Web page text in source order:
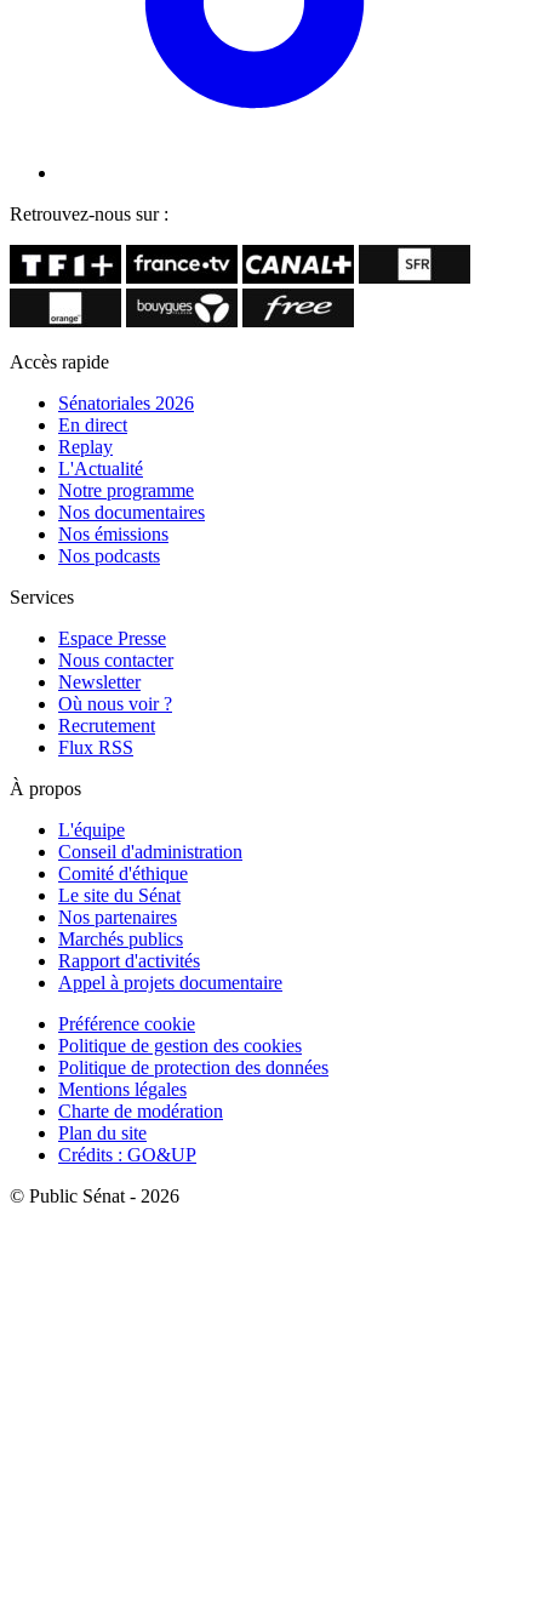
Retrouvez-nous sur :
Accès rapide
Sénatoriales 2026
En direct
Replay
L'Actualité
Notre programme
Nos documentaires
Nos émissions
Nos podcasts
Services
Espace Presse
Nous contacter
Newsletter
Où nous voir ?
Recrutement
Flux RSS
À propos
L'équipe
Conseil d'administration
Comité d'éthique
Le site du Sénat
Nos partenaires
Marchés publics
Rapport d'activités
Appel à projets documentaire
Préférence cookie
Politique de gestion des cookies
Politique de protection des données
Mentions légales
Charte de modération
Plan du site
Crédits : GO&UP
© Public Sénat - 2026